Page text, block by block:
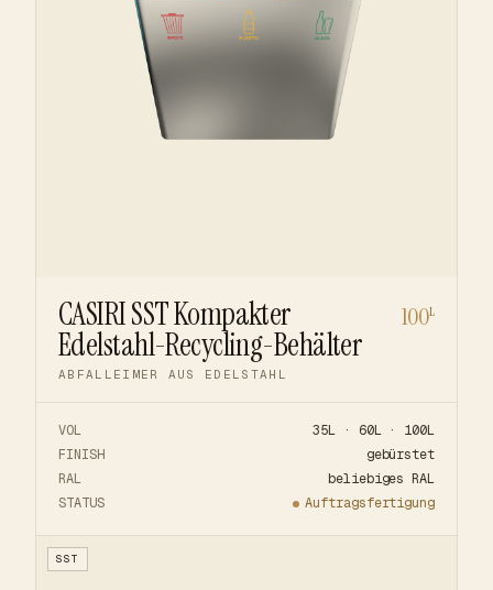
CASIRI SST Kompakter
Edelstahl-Recycling-Behälter
ABFALLEIMER AUS EDELSTAHL
100L
VOL
35L · 60L · 100L
FINISH
gebürstet
RAL
beliebiges RAL
STATUS
Auftragsfertigung
SST